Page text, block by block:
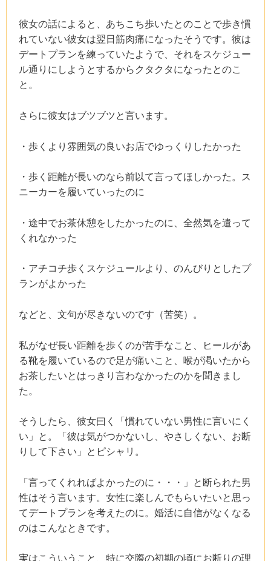
彼女の話によると、あちこち歩いたとのことで歩き慣
れていない彼女は翌日筋肉痛になったそうです。彼は
デートプランを練っていたようで、それをスケジュー
ル通りにしようとするからクタクタになったとのこ
と。
さらに彼女はブツブツと言います。
・歩くより雰囲気の良いお店でゆっくりしたかった
・歩く距離が長いのなら前以て言ってほしかった。ス
ニーカーを履いていったのに
・途中でお茶休憩をしたかったのに、全然気を遣って
くれなかった
・アチコチ歩くスケジュールより、のんびりとしたプ
ランがよかった
などと、文句が尽きないのです（苦笑）。
私がなぜ長い距離を歩くのが苦手なこと、ヒールがあ
る靴を履いているので足が痛いこと、喉が渇いたから
お茶したいとはっきり言わなかったのかを聞きまし
た。
そうしたら、彼女曰く「慣れていない男性に言いにく
い」と。「彼は気がつかないし、やさしくない、お断
りして下さい」とピシャリ。
「言ってくれればよかったのに・・・」と断られた男
性はそう言います。女性に楽しんでもらいたいと思っ
てデートプランを考えたのに。婚活に自信がなくなる
のはこんなときです。
実はこういうこと、特に交際の初期の頃にお断りの理